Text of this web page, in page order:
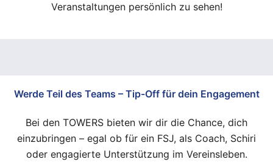
Veranstaltungen persönlich zu sehen!
Werde Teil des Teams – Tip-Off für dein Engagement
Bei den TOWERS bieten wir dir die Chance, dich
einzubringen – egal ob für ein FSJ, als Coach, Schiri
oder engagierte Unterstützung im Vereinsleben.